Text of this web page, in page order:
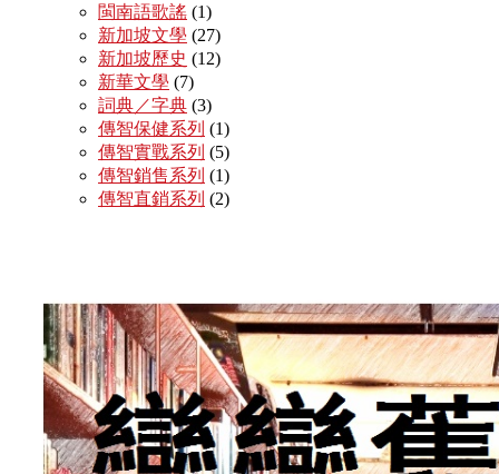
閩南語歌謠 (1)
新加坡文學 (27)
新加坡歷史 (12)
新華文學 (7)
詞典／字典 (3)
傳智保健系列 (1)
傳智實戰系列 (5)
傳智銷售系列 (1)
傳智直銷系列 (2)